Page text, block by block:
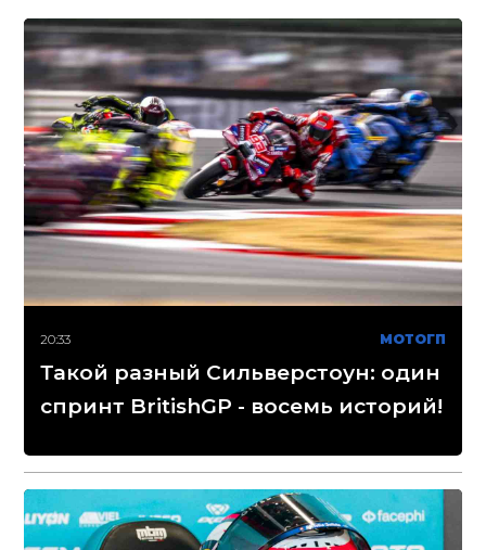
20:33 МОТОГП
Такой разный Сильверстоун: один
спринт BritishGP - восемь историй!